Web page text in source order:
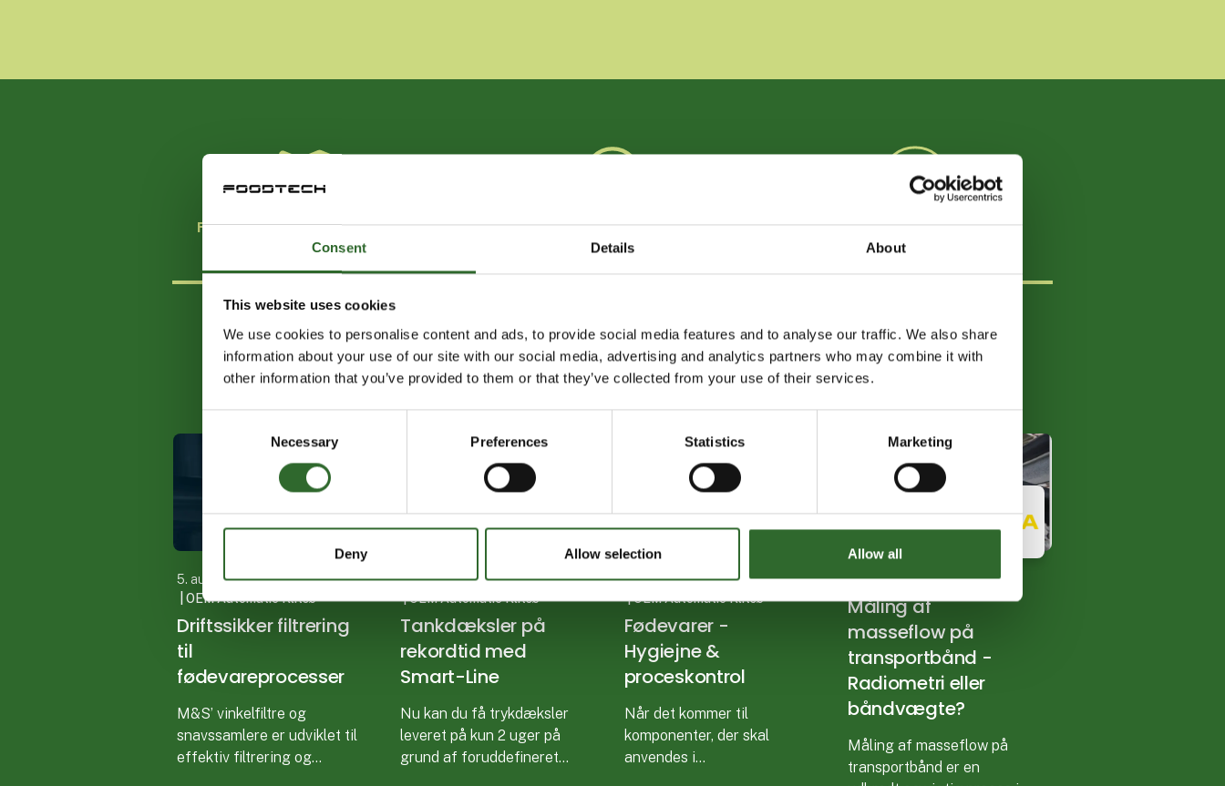
Consent Details About
This website uses cookies
We use cookies to personalise content and ads, to provide social media features and to analyse our traffic. We also share
information about your use of our site with our social media, advertising and analytics partners who may combine it with
other information that you’ve provided to them or that they’ve collected from your use of their services.
Necessary Preferences Statistics Marketing
Deny Allow selection Allow all
FÅ OVERBLIK OVER HALLERNE SE ÅBNINGSTIDER INFO TIL UDSTILLERE
NYHEDER FRA FOODTECH
5. august 2026
| OEM Automatic Klitsø
Driftssikker filtrering
til
fødevareprocesser
M&S’ vinkelfiltre og
snavssamlere er udviklet til
effektiv filtrering og
5. august 2026
| OEM Automatic Klitsø
Tankdæksler på
rekordtid med
Smart-Line
Nu kan du få trykdæksler
leveret på kun 2 uger på
grund af foruddefineret
5. august 2026
| OEM Automatic Klitsø
Fødevarer -
Hygiejne &
proceskontrol
Når det kommer til
komponenter, der skal
anvendes i
5. august 2026| VEGA
Måling af
masseflow på
transportbånd -
Radiometri eller
båndvægte?
Måling af masseflow på
transportbånd er en